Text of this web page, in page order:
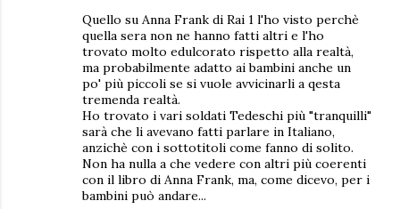
Quello su Anna Frank di Rai 1 l'ho visto perchè
quella sera non ne hanno fatti altri e l'ho
trovato molto edulcorato rispetto alla realtà,
ma probabilmente adatto ai bambini anche un
po' più piccoli se si vuole avvicinarli a qesta
tremenda realtà.
Ho trovato i vari soldati Tedeschi più "tranquilli"
sarà che li avevano fatti parlare in Italiano,
anzichè con i sottotitoli come fanno di solito.
Non ha nulla a che vedere con altri più coerenti
con il libro di Anna Frank, ma, come dicevo, per i
bambini può andare...